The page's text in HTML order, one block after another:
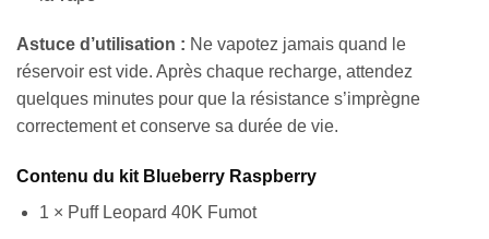
Astuce d’utilisation : Ne vapotez jamais quand le
réservoir est vide. Après chaque recharge, attendez
quelques minutes pour que la résistance s’imprègne
correctement et conserve sa durée de vie.
Contenu du kit Blueberry Raspberry
1 × Puff Leopard 40K Fumot